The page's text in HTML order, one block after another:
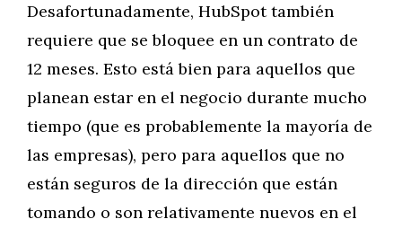
Desafortunadamente, HubSpot también
requiere que se bloquee en un contrato de
12 meses. Esto está bien para aquellos que
planean estar en el negocio durante mucho
tiempo (que es probablemente la mayoría de
las empresas), pero para aquellos que no
están seguros de la dirección que están
tomando o son relativamente nuevos en el